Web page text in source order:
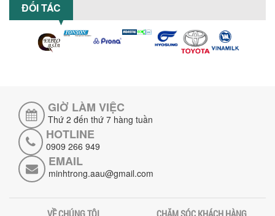
lượng, tiết kiệm chi phí, tăng năng
suất lớn – giải pháp khuấy trộn...
Tổng hợp lỗi thường gặp khi vận hành
ĐỐI TÁC
GIỜ LÀM VIỆC
Thứ 2 đến thứ 7 hàng tuần
HOTLINE
0909 266 949
EMAIL
minhtrong.aau@gmail.com